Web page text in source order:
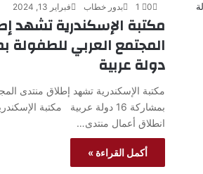
بدور خطاب فبراير 13, 2024 0
مكتبة الإسكندرية تشهد
دولة عربية
مكتبة الإسكندرية تشهد إطلاق منتدى
بمشاركة 16 دولة عربية مكتبة
انطلاق أعمال منتدى…
أكمل القراءة »